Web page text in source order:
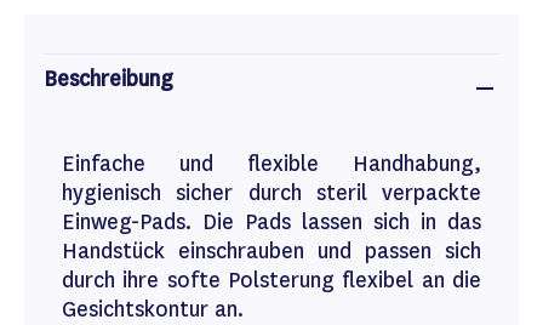
Beschreibung
Einfache und flexible Handhabung,
hygienisch sicher durch steril verpackte
Einweg-Pads. Die Pads lassen sich in das
Handstück einschrauben und passen sich
durch ihre softe Polsterung flexibel an die
Gesichtskontur an.